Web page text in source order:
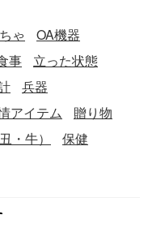
ゃ
OA機器
事
立った状態
兵器
アイテム
贈り物
・牛）
保健